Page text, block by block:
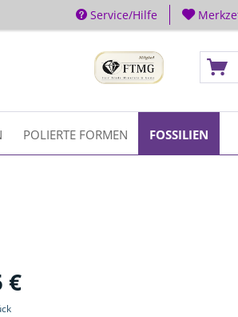
Service/Hilfe
POLIERTE FORMEN FOSSILIEN
€